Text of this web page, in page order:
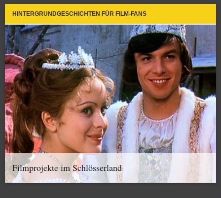
HINTERGRUNDGESCHICHTEN FÜR FILM-FANS
Filmprojekte im Schlösserland